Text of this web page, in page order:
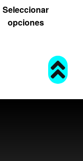
Seleccionar
opciones